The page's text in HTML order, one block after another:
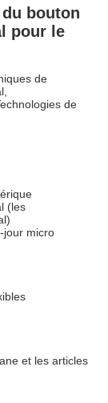
bouton
pour le
de
de
(les
jour micro
et les articles